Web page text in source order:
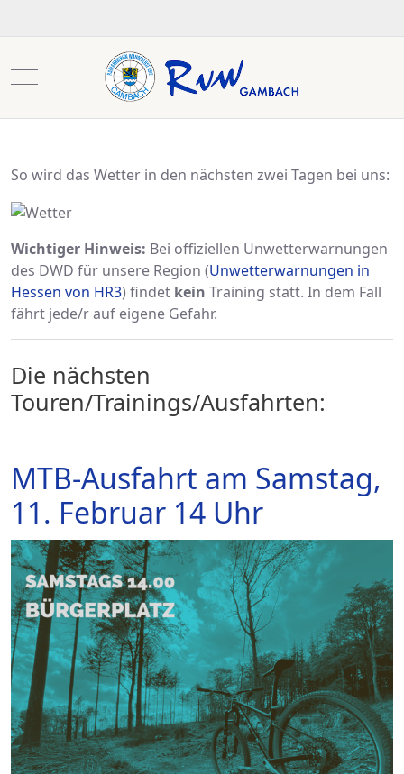
Mobile Menu Toggle
So wird das Wetter in den nächsten zwei Tagen bei uns:
Wichtiger Hinweis: Bei offiziellen Unwetterwarnungen
des DWD für unsere Region (Unwetterwarnungen in
Hessen von HR3) findet kein Training statt. In dem Fall
fährt jede/r auf eigene Gefahr.
Die nächsten
Touren/Trainings/Ausfahrten:
MTB-Ausfahrt am Samstag,
11. Februar 14 Uhr